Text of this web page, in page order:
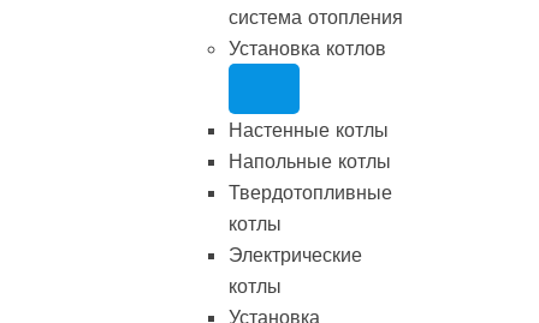
система отопления
Установка котлов
Настенные котлы
Напольные котлы
Твердотопливные
котлы
Электрические
котлы
Установка